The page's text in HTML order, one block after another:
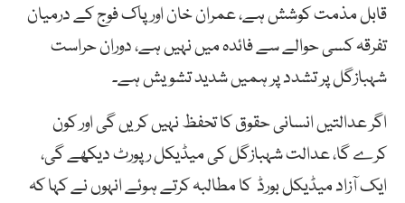
قابل مذمت کوشش ہے، عمران خان اور پاک فوج کے درمیان
تفرقہ کسی حوالے سے فائدہ میں نہیں ہے، دوران حراست
شہبازگل پر تشدد پر ہمیں شدید تشویش ہے۔
اگر عدالتیں انسانی حقوق کا تحفظ نہیں کریں گی اور کون
کرے گا، عدالت شہبازگل کی میڈیکل رپورٹ دیکھے گی،
ایک آزاد میڈیکل بورڈ کا مطالبہ کرتے ہوئے انہوں نے کہا کہ